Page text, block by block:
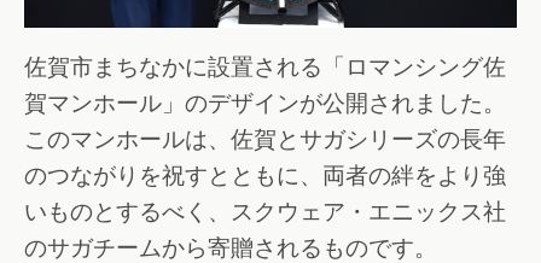
佐賀市まちなかに設置される「ロマンシング佐
賀マンホール」のデザインが公開されました。
このマンホールは、佐賀とサガシリーズの長年
のつながりを祝すとともに、両者の絆をより強
いものとするべく、スクウェア・エニックス社
のサガチームから寄贈されるものです。